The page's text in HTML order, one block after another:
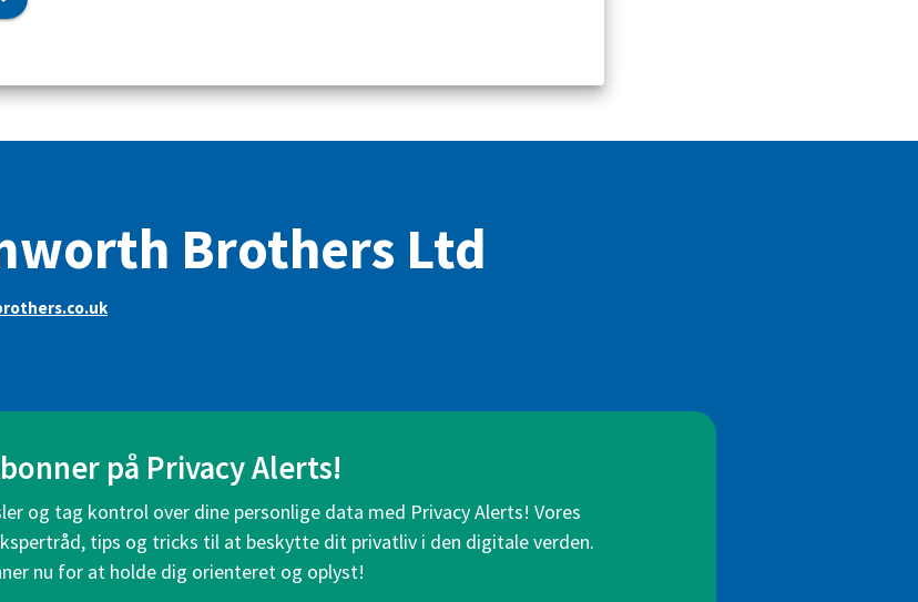
Brothers Ltd
på Privacy Alerts!
og tag kontrol over dine personlige data med Privacy Alerts! Vores
tips og tricks til at beskytte dit privatliv i den digitale verden.
nu for at holde dig orienteret og oplyst!